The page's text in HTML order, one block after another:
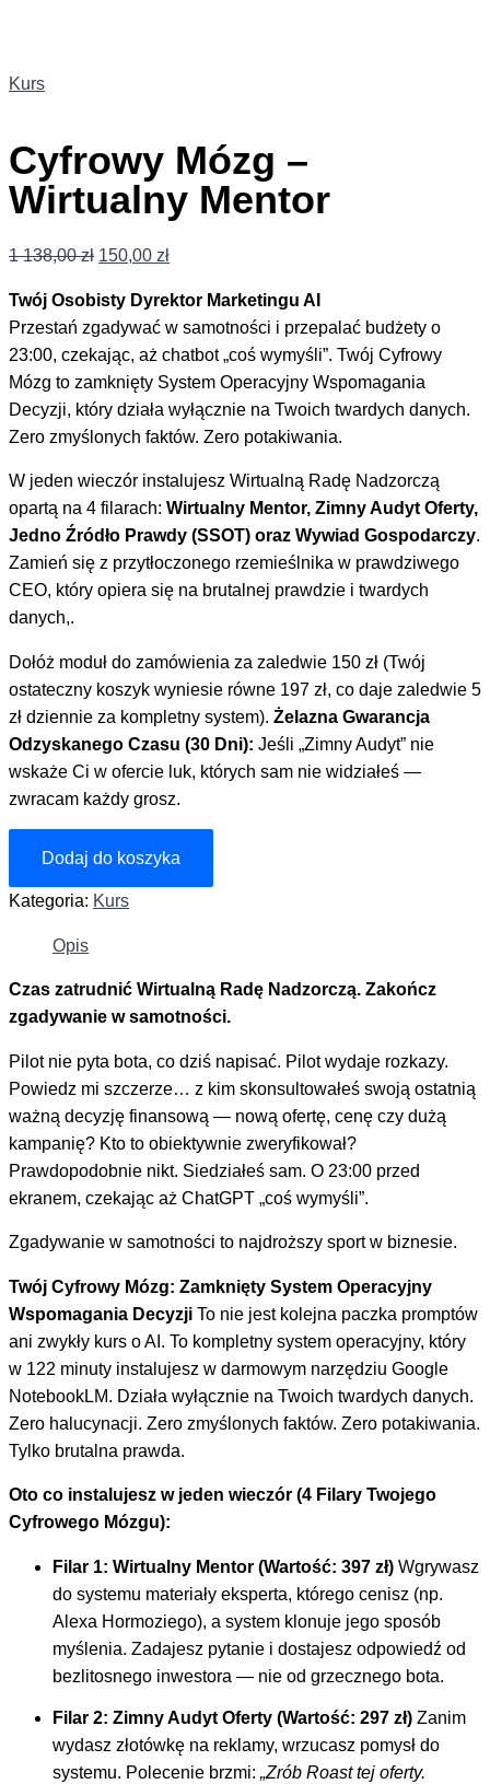
treści
Kurs
Cyfrowy Mózg –
Wirtualny Mentor
1 138,00zł Pierwotna
wynosiła:
1
138,00 zł.
150,00 złAktualna
wynosi:
150,00 zł.
Twój Osobisty Dyrektor Marketingu AI
Przestań zgadywać w samotności i przepalać budżety o
23:00, czekając, aż chatbot „coś wymyśli”. Twój Cyfrowy
Mózg to zamknięty System Operacyjny Wspomagania
Decyzji, który działa wyłącznie na Twoich twardych danych.
Zero zmyślonych faktów. Zero potakiwania.
W jeden wieczór instalujesz Wirtualną Radę Nadzorczą
opartą na 4 filarach: Wirtualny Mentor, Zimny Audyt Oferty,
Jedno Źródło Prawdy (SSOT) oraz Wywiad Gospodarczy.
Zamień się z przytłoczonego rzemieślnika w prawdziwego
CEO, który opiera się na brutalnej prawdzie i twardych
danych,.
Dołóż moduł do zamówienia za zaledwie 150 zł (Twój
ostateczny koszyk wyniesie równe 197 zł, co daje zaledwie 5
zł dziennie za kompletny system). Żelazna Gwarancja
Odzyskanego Czasu (30 Dni): Jeśli „Zimny Audyt” nie
wskaże Ci w ofercie luk, których sam nie widziałeś —
zwracam każdy grosz.
Cyfrowy
Mózg
Wirtualny
Mentor
Dodaj do koszyka
Kategoria: Kurs
Opis
Czas zatrudnić Wirtualną Radę Nadzorczą. Zakończ
zgadywanie w samotności.
Pilot nie pyta bota, co dziś napisać. Pilot wydaje rozkazy.
Powiedz mi szczerze… z kim skonsultowałeś swoją ostatnią
ważną decyzję finansową — nową ofertę, cenę czy dużą
kampanię? Kto to obiektywnie zweryfikował?
Prawdopodobnie nikt. Siedziałeś sam. O 23:00 przed
ekranem, czekając aż ChatGPT „coś wymyśli”.
Zgadywanie w samotności to najdroższy sport w biznesie.
Twój Cyfrowy Mózg: Zamknięty System Operacyjny
Wspomagania Decyzji To nie jest kolejna paczka promptów
ani zwykły kurs o AI. To kompletny system operacyjny, który
w 122 minuty instalujesz w darmowym narzędziu Google
NotebookLM. Działa wyłącznie na Twoich twardych danych.
Zero halucynacji. Zero zmyślonych faktów. Zero potakiwania.
Tylko brutalna prawda.
Oto co instalujesz w jeden wieczór (4 Filary Twojego
Cyfrowego Mózgu):
Filar 1: Wirtualny Mentor (Wartość: 397 zł) Wgrywasz
do systemu materiały eksperta, którego cenisz (np.
Alexa Hormoziego), a system klonuje jego sposób
myślenia. Zadajesz pytanie i dostajesz odpowiedź od
bezlitosnego inwestora — nie od grzecznego bota.
Filar 2: Zimny Audyt Oferty (Wartość: 297 zł) Zanim
wydasz złotówkę na reklamy, wrzucasz pomysł do
systemu. Polecenie brzmi: „Zrób Roast tej oferty.